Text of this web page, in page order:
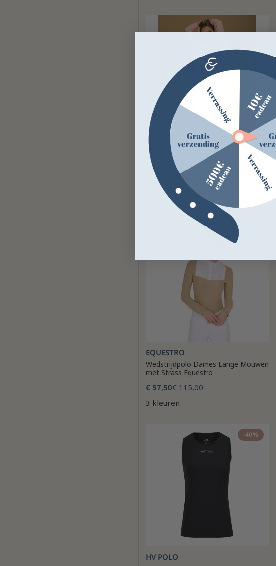
GEM EQUITATION
Wedstrijdpolo GEM Archie dames
met lange mouwen
€ 99,00
1 kleur
EQUESTRO
Wedstrijdpolo Dames Lange Mouwen
met Strass Equestro
€ 57,50€ 115,00
3 kleuren
-40%
HV POLO